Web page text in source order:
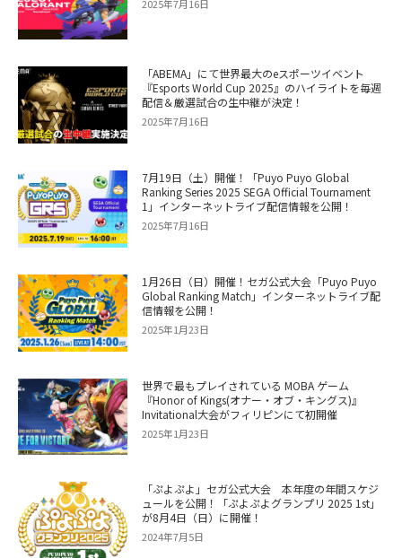
2025年7月16日
「ABEMA」にて世界最大のeスポーツイベント
『Esports World Cup 2025』のハイライトを毎週
配信＆厳選試合の生中継が決定！
2025年7月16日
7月19日（土）開催！「Puyo Puyo Global
Ranking Series 2025 SEGA Official Tournament
1」インターネットライブ配信情報を公開！
2025年7月16日
1月26日（日）開催！セガ公式大会「Puyo Puyo
Global Ranking Match」インターネットライブ配
信情報を公開！
2025年1月23日
世界で最もプレイされている MOBA ゲーム
『Honor of Kings(オナー・オブ・キングス)』
Invitational大会がフィリピンにて初開催
2025年1月23日
「ぷよぷよ」セガ公式大会 本年度の年間スケジ
ュールを公開！「ぷよぷよグランプリ 2025 1st」
が8月4日（日）に開催！
2024年7月5日